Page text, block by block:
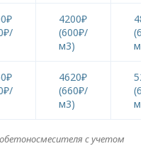
4200₽
(600₽/
м3)
м3)
4620₽
(660₽/
м3)
м3)
с учетом